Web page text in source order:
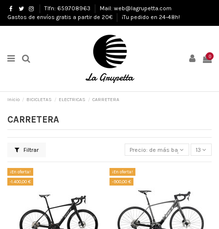
Tlfn: 659708963
Mail: web@lagrupetta.com
Gastos de envíos gratis a partir de 20€
¡Tu pedido en 24-48h!
0
Inicio BICICLETAS ELECTRICAS CARRETERA
CARRETERA
Filtrar Precio: de más bajo a más alto
13
¡En oferta!
-1.400,00 €
¡En oferta!
-900,00 €